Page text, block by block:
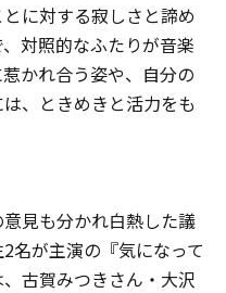
に対する寂しさと諦め
対照的なふたりが音楽
かれ合う姿や、自分の
、ときめきと活力をも
見も分かれ白熱した議
名が主演の『気になって
古賀みつきさん・大沢